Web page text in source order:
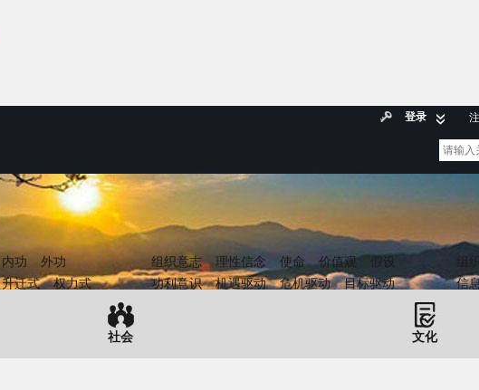
登录
内功
外功
升迁式 权力式
社会
组织意志 理性信念 使命 价值观
假设
功利意识
机遇驱动 危机驱动 目标驱动
文化
组
信